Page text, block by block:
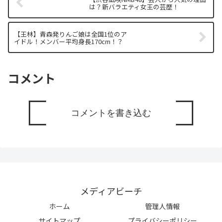
は？新バラエティ女王の芸歴！
【王林】青森発りんご娘は全国1位のア
イドル！メンバー平均身長170cm！？
コメント
コメントを書き込む
メディアビーチ
ホーム
管理人情報